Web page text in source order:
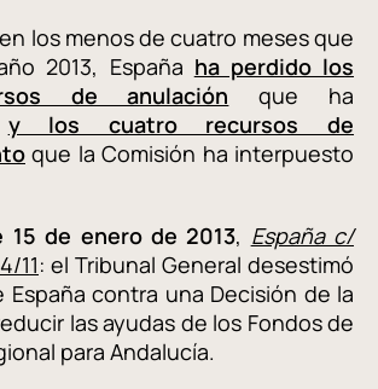
los menos de cuatro meses que
2013, España ha perdido los
de anulación que ha
y los cuatro recursos de
que la Comisión ha interpuesto
15 de enero de 2013, España c/
11: el Tribunal General desestimó
España contra una Decisión de la
las ayudas de los Fondos de
para Andalucía.